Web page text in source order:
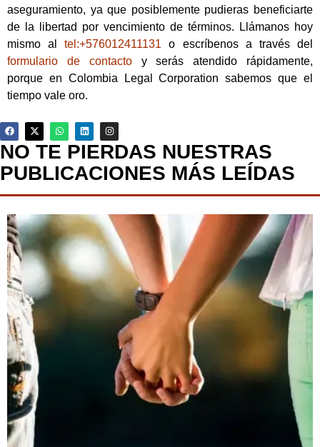
aseguramiento, ya que posiblemente pudieras beneficiarte
de la libertad por vencimiento de términos. Llámanos hoy
mismo altel:+576012411131o escríbenos a través del
formulario de contactoy serás atendido rápidamente,
porque en Colombia Legal Corporation sabemos que el
tiempo vale oro.
NO TE PIERDAS NUESTRAS
PUBLICACIONES MÁS LEÍDAS